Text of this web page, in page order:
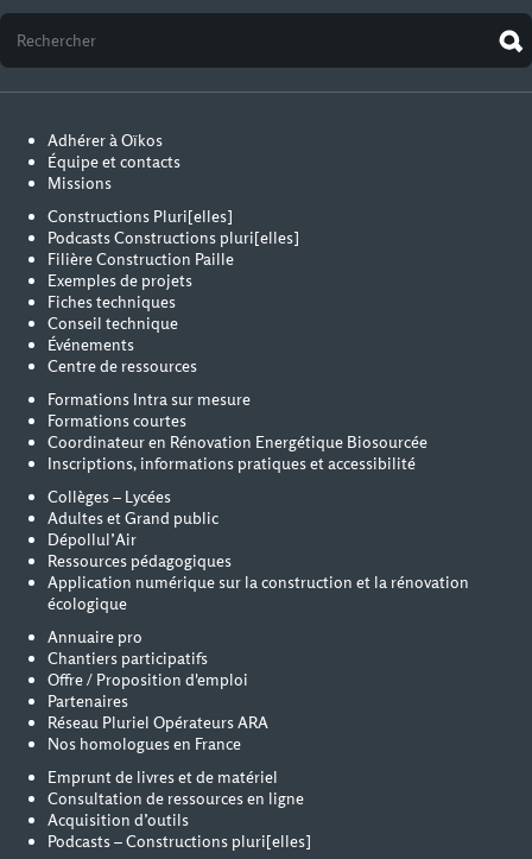
Adhérer à Oïkos
Équipe et contacts
Missions
Constructions Pluri[elles]
Podcasts Constructions pluri[elles]
Filière Construction Paille
Exemples de projets
Fiches techniques
Conseil technique
Événements
Centre de ressources
Formations Intra sur mesure
Formations courtes
Coordinateur en Rénovation Energétique Biosourcée
Inscriptions, informations pratiques et accessibilité
Collèges – Lycées
Adultes et Grand public
Dépollul’Air
Ressources pédagogiques
Application numérique sur la construction et la rénovation
écologique
Annuaire pro
Chantiers participatifs
Offre / Proposition d'emploi
Partenaires
Réseau Pluriel Opérateurs ARA
Nos homologues en France
Emprunt de livres et de matériel
Consultation de ressources en ligne
Acquisition d’outils
Podcasts – Constructions pluri[elles]